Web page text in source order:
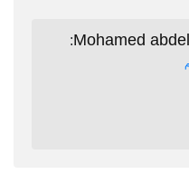
Mohamed
: